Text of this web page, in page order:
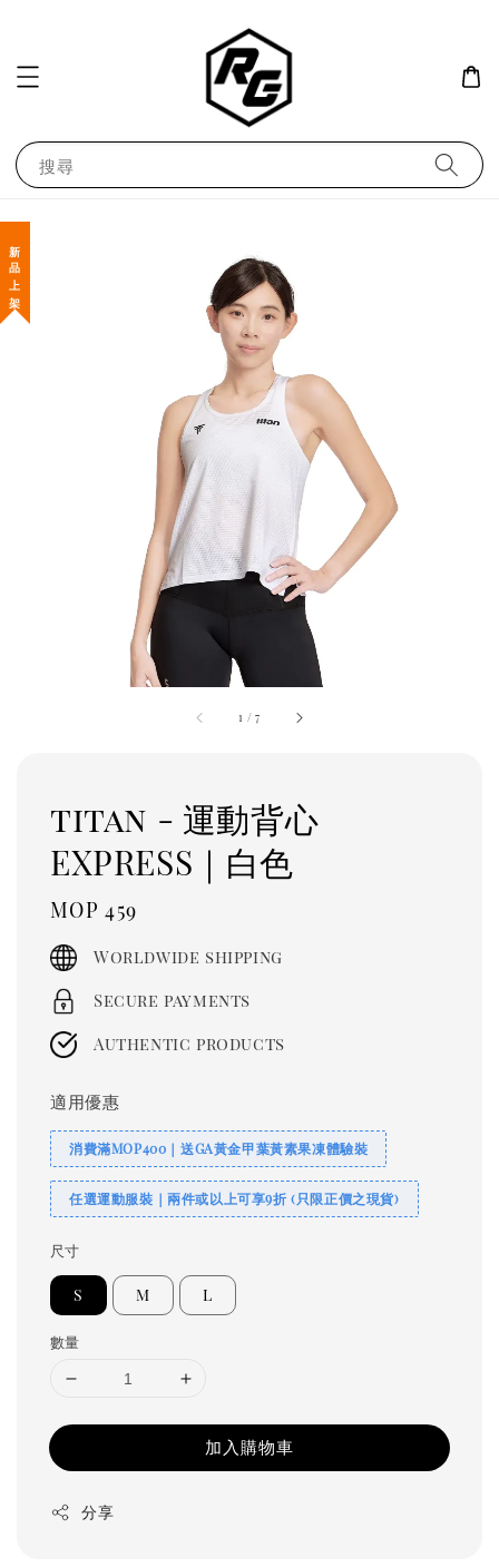
搜尋
1 /7
新 品 上 架
titan - 運動背心
EXPRESS｜白色
Regular
price
MOP 459
Worldwide shipping
Secure payments
Authentic products
適用優惠
消費滿MOP400｜送GA黃金甲葉黃素果凍體驗裝
任選運動服裝｜兩件或以上可享9折 (只限正價之現貨)
尺寸
S M L
數量
加入購物車
分享